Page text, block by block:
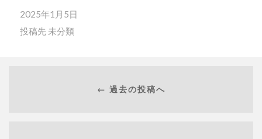
2025年1月5日
投稿先 未分類
← 過去の投稿へ